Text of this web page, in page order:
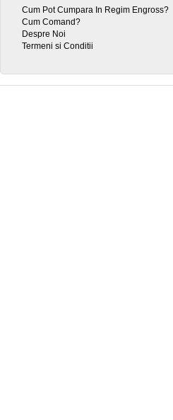
Cum Pot Cumpara In Regim Engross?
Cum Comand?
Despre Noi
Termeni si Conditii